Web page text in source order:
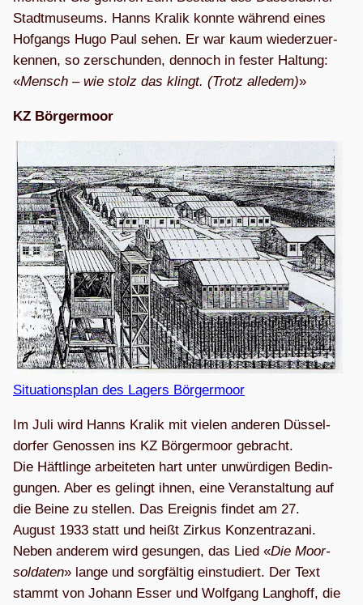
Stadt­mu­se­ums. Hanns Kra­lik konnte wäh­rend eines
Hof­gangs Hugo Paul sehen. Er war kaum wie­der­zu­er­
ken­nen, so zer­schun­den, den­noch in fes­ter Hal­tung:
«Mensch – wie stolz das klingt. (Trotz alle­dem)»
KZ Bör­ger­moor
Situa­ti­ons­plan des Lagers Börgermoor
Im Juli wird Hanns Kra­lik mit vie­len ande­ren Düs­sel­
dor­fer Genos­sen ins KZ Bör­ger­moor gebracht.
Die Häft­linge arbei­te­ten hart unter unwür­di­gen Bedin­
gun­gen. Aber es gelingt ihnen, eine Ver­an­stal­tung auf
die Beine zu stel­len. Das Ereig­nis fin­det am 27.
August 1933 statt und heißt Zir­kus Kon­zen­trazani.
Neben ande­rem wird gesun­gen, das Lied «Die Moor­
sol­da­ten» lange und sorg­fäl­tig ein­stu­diert. Der Text
stammt von Johann Esser und Wolf­gang Lang­hoff, die